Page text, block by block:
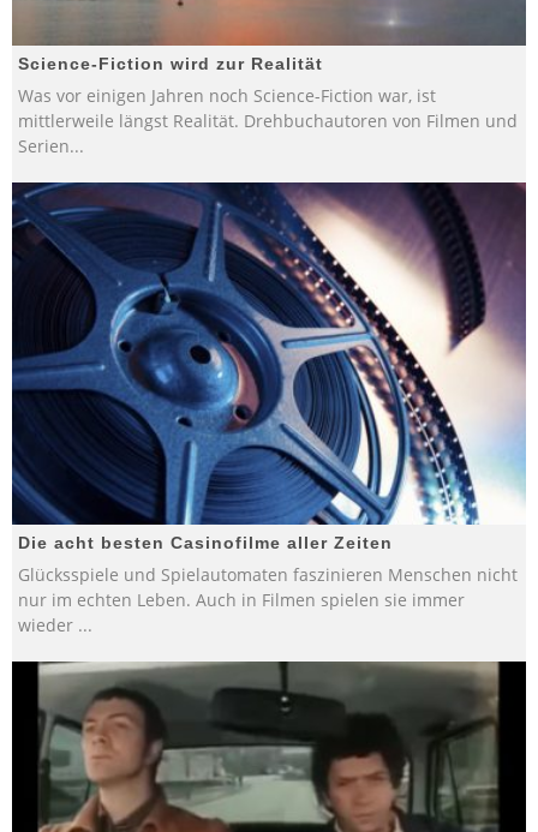
Science-Fiction wird zur Realität
Was vor einigen Jahren noch Science-Fiction war, ist
mittlerweile längst Realität. Drehbuchautoren von Filmen und
Serien...
Die acht besten Casinofilme aller Zeiten
Glücksspiele und Spielautomaten faszinieren Menschen nicht
nur im echten Leben. Auch in Filmen spielen sie immer
wieder ...